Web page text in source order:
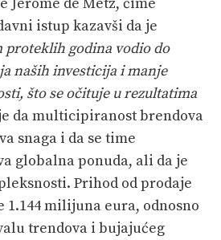
istup kazavši da je
proteklih godina vodio do
naših investicija i manje
što se očituje u rezultatima
da multicipiranost brendova
snaga i da se time
globalna ponuda, ali da je
Prihod od prodaje
1.144 milijuna eura, odnosno
trendova i bujajućeg